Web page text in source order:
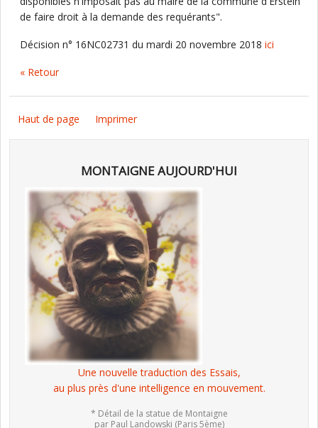
de faire droit à la demande des requérants".
Décision n° 16NC02731 du mardi 20 novembre 2018 ici
« Retour
Haut de page Imprimer
MONTAIGNE AUJOURD'HUI
Une nouvelle traduction des Essais,
au plus près d'une intelligence en mouvement.
* Détail de la statue de Montaigne
par Paul Landowski (Paris 5ème)